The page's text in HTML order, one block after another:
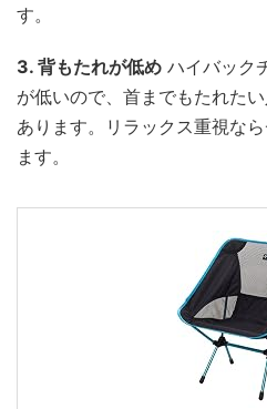
す。
3. 背もたれが低め ハイバック
が低いので、首までもたれた
あります。リラックス重視な
ます。